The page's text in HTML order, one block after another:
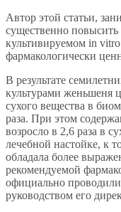
Автор этой статьи,
существенно повысить
культивируемом in
фармакологически
В результате
культурами женьшеня
сухого вещества в
раза. При этом
возросло в 2,6 раза в
лечебной настойке, к
обладала более
рекомендуемой
официально
руководством его